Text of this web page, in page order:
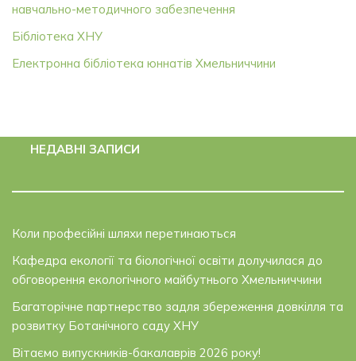
навчально-методичного забезпечення
Бібліотека ХНУ
Електронна бібліотека юннатів Хмельниччини
НЕДАВНІ ЗАПИСИ
Коли професійні шляхи перетинаються
Кафедра екології та біологічної освіти долучилася до
обговорення екологічного майбутнього Хмельниччини
Багаторічне партнерство задля збереження довкілля та
розвитку Ботанічного саду ХНУ
Вітаємо випускників-бакалаврів 2026 року!